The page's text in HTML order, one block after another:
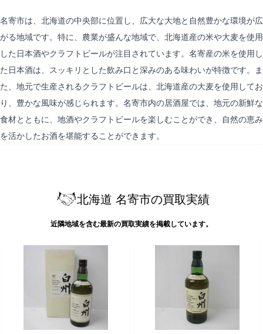
名寄市は、北海道の中央部に位置し、広大な大地と自然豊かな環境が広
がる地域です。特に、農業が盛んな地域で、北海道産の米や大麦を使用
した日本酒やクラフトビールが注目されています。名寄産の米を使用し
た日本酒は、スッキリとした飲み口と深みのある味わいが特徴です。ま
た、地元で生産されるクラフトビールは、北海道産の大麦を使用してお
り、豊かな風味が感じられます。名寄市内の居酒屋では、地元の新鮮な
食材とともに、地酒やクラフトビールを楽しむことができ、自然の恵み
を活かしたお酒を堪能することができます。
北海道 名寄市の買取実績
近隣地域を含む最新の買取実績を掲載しています。